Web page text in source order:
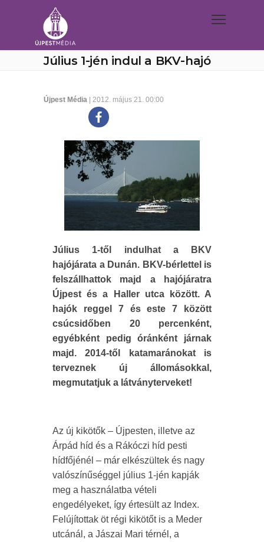
Július 1-jén indul a BKV-hajó
Újpest Média | 2012. május 21. 00:00
Július 1-től indulhat a BKV
hajójárata a Dunán. BKV-bérlettel is
felszállhattok majd a hajójáratra
Újpest és a Haller utca között. A
hajók reggel 7 és este 7 között
csúcsidőben 20 percenként,
egyébként pedig óránként járnak
majd. 2014-től katamaránokat is
terveznek új állomásokkal,
megmutatjuk a látványterveket!
Az új kikötők – Újpesten, illetve az
Árpád híd és a Rákóczi híd pesti
hídfőjénél – már elkészültek és nagy
valószínűséggel július 1-jén kapják
meg a használatba vételi
engedélyeket, így értesült az Index.
Felújítottak öt régi kikötőt is a Meder
utcánál, a Jászai Mari térnél, a